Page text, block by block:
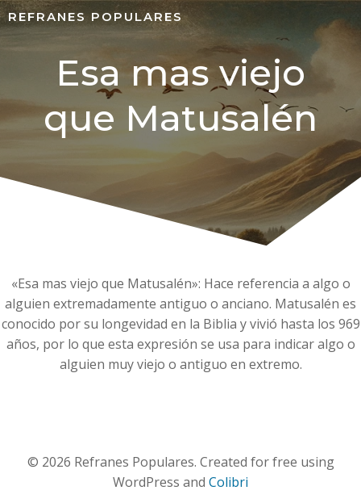
REFRANES POPULARES
Esa mas viejo
que Matusalén
«Esa mas viejo que Matusalén»: Hace referencia a algo o
alguien extremadamente antiguo o anciano. Matusalén es
conocido por su longevidad en la Biblia y vivió hasta los 969
años, por lo que esta expresión se usa para indicar algo o
alguien muy viejo o antiguo en extremo.
© 2026 Refranes Populares. Created for free using
WordPress and Colibri